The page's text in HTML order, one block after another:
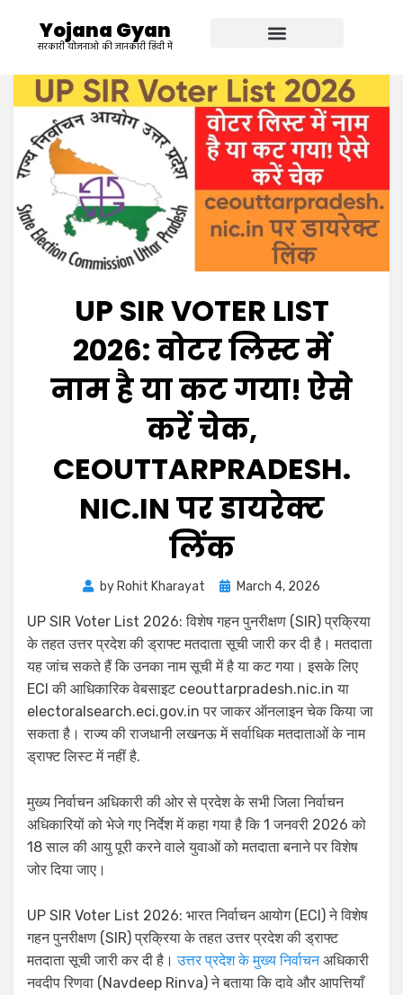
Yojana Gyan
सरकारी योजनाओ की जानकारी हिंदी में
UP SIR VOTER LIST
2026: वोटर लिस्ट में
नाम है या कट गया! ऐसे
करें चेक,
CEOUTTARPRADESH.
NIC.IN पर डायरेक्ट
लिंक
by Rohit Kharayat March 4, 2026
UP SIR Voter List 2026: विशेष गहन पुनरीक्षण (SIR) प्रक्रिया
के तहत उत्तर प्रदेश की ड्राफ्ट मतदाता सूची जारी कर दी है। मतदाता
यह जांच सकते हैं कि उनका नाम सूची में है या कट गया। इसके लिए
ECI की आधिकारिक वेबसाइट ceouttarpradesh.nic.in या
electoralsearch.eci.gov.in पर जाकर ऑनलाइन चेक किया जा
सकता है। राज्य की राजधानी लखनऊ में सर्वाधिक मतदाताओं के नाम
ड्राफ्ट लिस्ट में नहीं है.
मुख्य निर्वाचन अधिकारी की ओर से प्रदेश के सभी जिला निर्वाचन
अधिकारियों को भेजे गए निर्देश में कहा गया है कि 1 जनवरी 2026 को
18 साल की आयु पूरी करने वाले युवाओं को मतदाता बनाने पर विशेष
जोर दिया जाए।
UP SIR Voter List 2026: भारत निर्वाचन आयोग (ECI) ने विशेष
गहन पुनरीक्षण (SIR) प्रक्रिया के तहत उत्तर प्रदेश की ड्राफ्ट
मतदाता सूची जारी कर दी है।उत्तर प्रदेश के मुख्य निर्वाचनअधिकारी
नवदीप रिणवा (Navdeep Rinva) ने बताया कि दावे और आपत्तियाँ